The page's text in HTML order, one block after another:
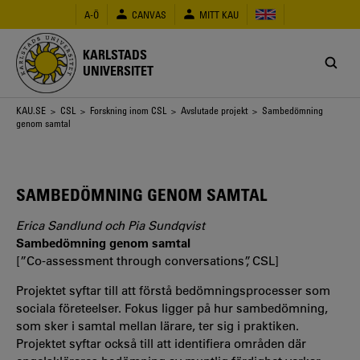
huvudinnehåll
A-Ö CANVAS MITT KAU
KARLSTADS
UNIVERSITET
Länkstig
KAU.SE > CSL > Forskning inom CSL > Avslutade projekt > Sambedömning
genom samtal
SAMBEDÖMNING GENOM SAMTAL
Erica Sandlund och Pia Sundqvist
Sambedömning genom samtal
[”Co-assessment through conversations”, CSL]
Projektet syftar till att förstå bedömningsprocesser som
sociala företeelser. Fokus ligger på hur sambedömning,
som sker i samtal mellan lärare, ter sig i praktiken.
Projektet syftar också till att identifiera områden där